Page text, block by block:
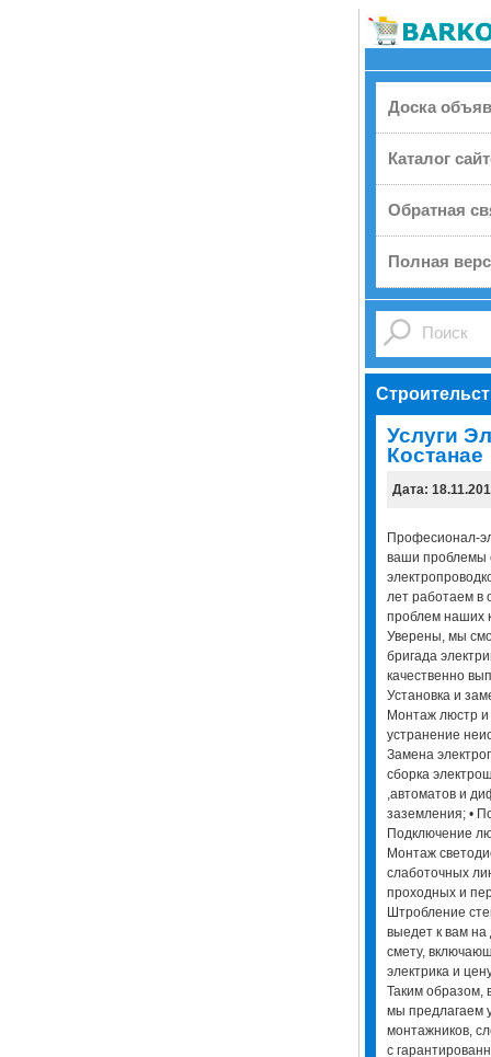
Доска
Каталог
Обратная
Полная
Услуги
Костанае
Дата:
Професионал-
ваши проблемы
лет работаем в
проблем наших
Уверены, мы
бригада
качественно
Установка и
Монтаж люстр и
устранение
Замена
сборка
,автоматов и
заземления; •
Подключение
Монтаж
слаботочных
проходных и
Штробление
выедет к вам на
смету,
электрика и
Таким образом,
мы предлагаем
монтажников,
с